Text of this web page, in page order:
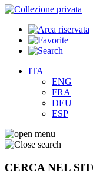
ITA
ENG
FRA
DEU
ESP
CERCA NEL